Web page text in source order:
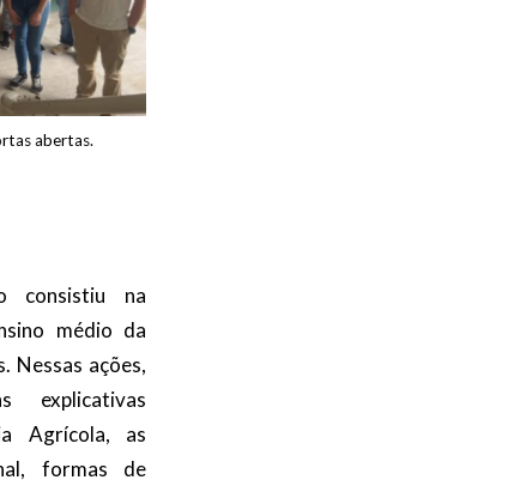
abertas.
consistiu na
médio da
Nessas ações,
explicativas
Agrícola, as
formas de